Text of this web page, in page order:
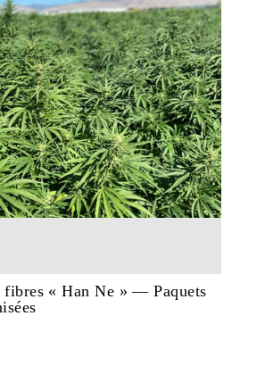
fibres « Han Ne » — Paquets